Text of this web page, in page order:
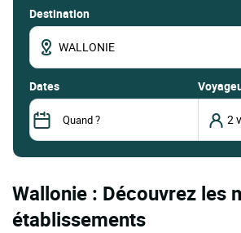
Destination
dates
Wallonie : Découvrez les
établissements